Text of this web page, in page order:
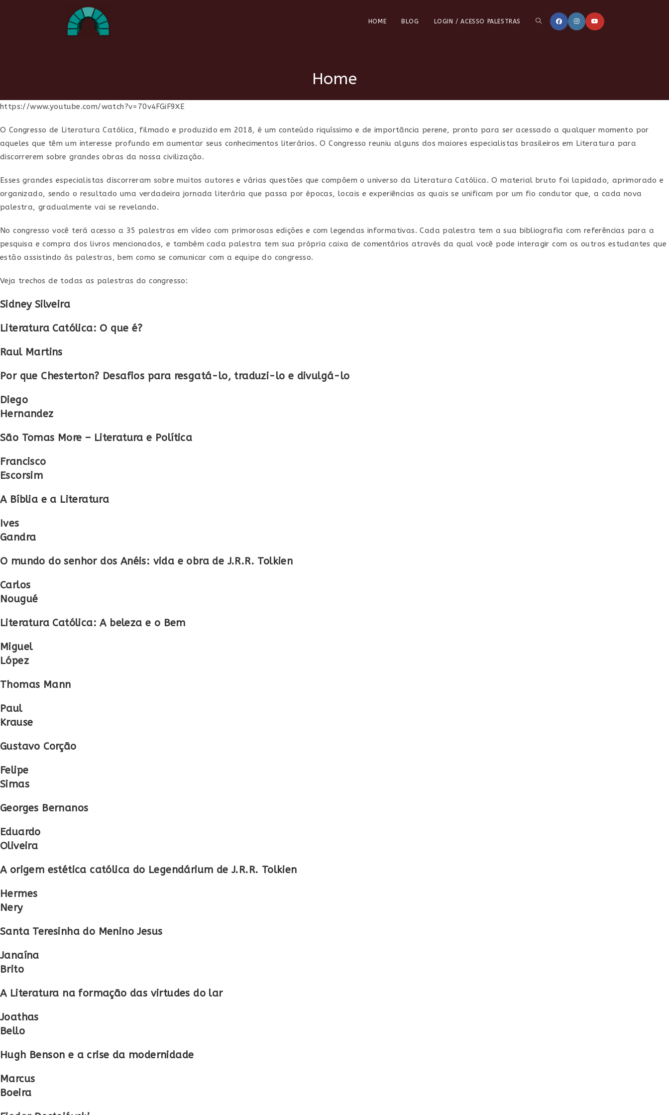
HOME BLOG LOGIN / ACESSO PALESTRAS ALTERNAR
Home
https://www.youtube.com/watch?v=70v4FGiF9XE
O Congresso de Literatura Católica, filmado e produzido em 2018, é um conteúdo riquíssimo e de importância perene, pronto para ser acessado a qualquer momento por
aqueles que têm um interesse profundo em aumentar seus conhecimentos literários. O Congresso reuniu alguns dos maiores especialistas brasileiros em Literatura para
discorrerem sobre grandes obras da nossa civilização.
Esses grandes especialistas discorreram sobre muitos autores e várias questões que compõem o universo da Literatura Católica. O material bruto foi lapidado, aprimorado e
organizado, sendo o resultado uma verdadeira jornada literária que passa por épocas, locais e experiências as quais se unificam por um fio condutor que, a cada nova
palestra, gradualmente vai se revelando.
No congresso você terá acesso a 35 palestras em vídeo com primorosas edições e com legendas informativas. Cada palestra tem a sua bibliografia com referências para a
pesquisa e compra dos livros mencionados, e também cada palestra tem sua própria caixa de comentários através da qual você pode interagir com os outros estudantes que
estão assistindo às palestras, bem como se comunicar com a equipe do congresso.
Veja trechos de todas as palestras do congresso:
Sidney Silveira
Literatura Católica: O que é?
Raul Martins
Por que Chesterton? Desafios para resgatá-lo, traduzi-lo e divulgá-lo
Diego
Hernandez
São Tomas More – Literatura e Política
Francisco
Escorsim
A Bíblia e a Literatura
Ives
Gandra
O mundo do senhor dos Anéis: vida e obra de J.R.R. Tolkien
Carlos
Nougué
Literatura Católica: A beleza e o Bem
Miguel
López
Thomas Mann
Paul
Krause
Gustavo Corção
Felipe
Simas
Georges Bernanos
Eduardo
Oliveira
A origem estética católica do Legendárium de J.R.R. Tolkien
Hermes
Nery
Santa Teresinha do Menino Jesus
Janaína
Brito
A Literatura na formação das virtudes do lar
Joathas
Bello
Hugh Benson e a crise da modernidade
Marcus
Boeira